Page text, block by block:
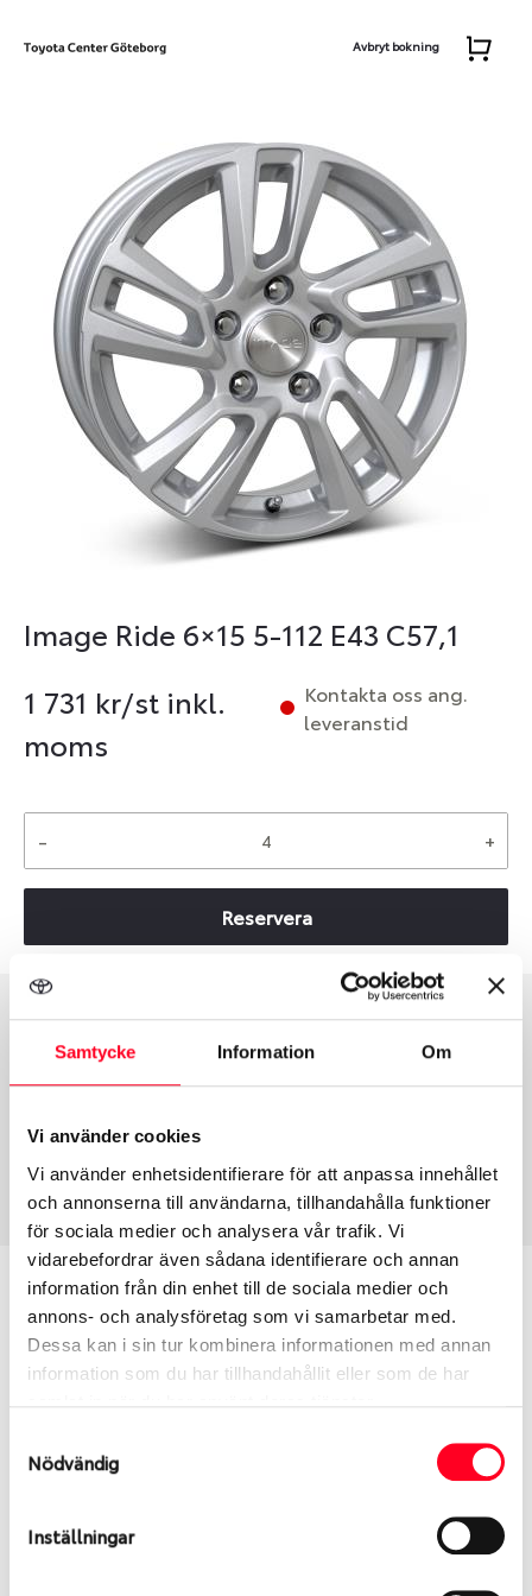
Samtycke Information Om
Vi använder cookies
Vi använder enhetsidentifierare för att anpassa innehållet
och annonserna till användarna, tillhandahålla funktioner
för sociala medier och analysera vår trafik. Vi
vidarebefordrar även sådana identifierare och annan
information från din enhet till de sociala medier och
annons- och analysföretag som vi samarbetar med.
Dessa kan i sin tur kombinera informationen med annan
information som du har tillhandahållit eller som de har
Nödvändig
Inställningar
Avbryt bokning
Image Ride 6×15 5-112 E43 C57,1
1 731 kr/st inkl.
moms
Kontakta oss ang.
leveranstid
- +
Reservera
Group
Fälg PV/C LM
Tum
43
112 8054
Passar denna fälg min bil?
Ange registreringsnummer för att se om den fälg
du valt passar din bilmodell. Se till att kolla en extra
Ibland kan fälgen ha bytts ut under årens lopp och
inte vara samma dimension som bilen hade ut från
Sök